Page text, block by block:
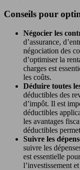
Conseils pour
Négocier les
d’assurance,
négociation des
d’optimiser la
charges est
les coûts.
Déduire toutes
déductibles des
d’impôt. Il est
déductibles
les avantages
déductibles
Suivre les
suivre les
est essentielle
l’investissement